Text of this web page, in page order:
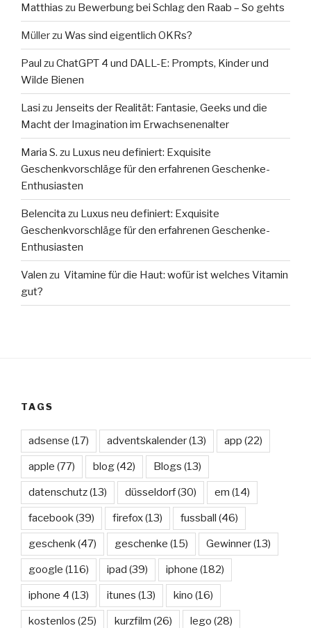
Matthias zu Bewerbung bei Schlag den Raab – So gehts
Müllerzu Was sind eigentlich OKRs?
Paul zu ChatGPT 4 und DALL-E: Prompts, Kinder und
Wilde Bienen
Lasi zu Jenseits der Realität: Fantasie, Geeks und die
Macht der Imagination im Erwachsenenalter
Maria S. zu Luxus neu definiert: Exquisite
Geschenkvorschläge für den erfahrenen Geschenke-
Enthusiasten
Belencita zu Luxus neu definiert: Exquisite
Geschenkvorschläge für den erfahrenen Geschenke-
Enthusiasten
Valen zu Vitamine für die Haut: wofür ist welches Vitamin
gut?
TAGS
adsense (17) adventskalender(13) app (22)
apple (77) blog(42) Blogs (13)
datenschutz(13) düsseldorf(30) em (14)
facebook(39) firefox(13) fussball (46)
geschenk(47) geschenke (15) Gewinner(13)
google (116) ipad (39) iphone (182)
iphone 4 (13) itunes (13) kino (16)
kostenlos (25) kurzfilm (26) lego (28)